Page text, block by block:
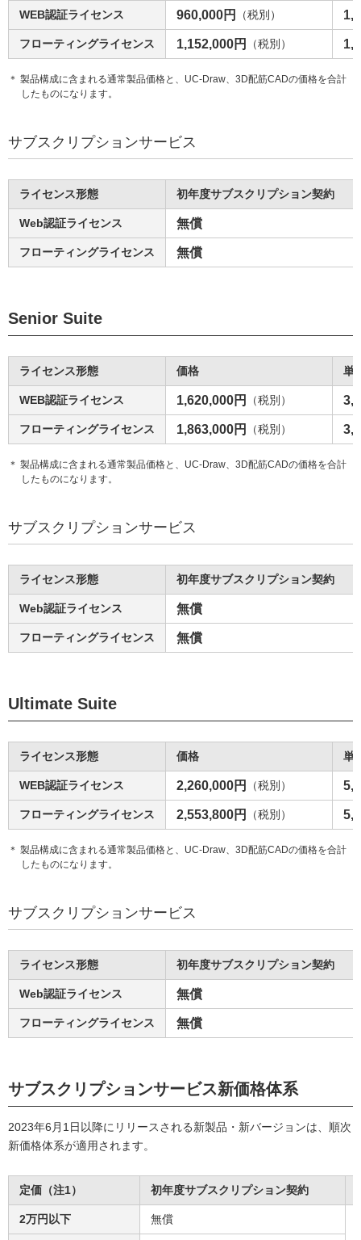
WEB認証ライセンス 960,000円 （税別）
フローティングライセンス 1,152,000円 （税別）
＊ 製品構成に含まれる通常製品価格と、UC-Draw、3D配筋CADの価格を合計
したものになります。
サブスクリプションサービス
ライセンス形態 初年度サブスクリプション契約
Web認証ライセンス 無償
フローティングライセンス 無償
Senior Suite
ライセンス形態 価格 単
WEB認証ライセンス 1,620,000円 （税別）
フローティングライセンス 1,863,000円 （税別）
＊ 製品構成に含まれる通常製品価格と、UC-Draw、3D配筋CADの価格を合計
したものになります。
サブスクリプションサービス
ライセンス形態 初年度サブスクリプション契約
Web認証ライセンス 無償
フローティングライセンス 無償
Ultimate Suite
ライセンス形態 価格 単
WEB認証ライセンス 2,260,000円 （税別）
フローティングライセンス 2,553,800円 （税別）
＊ 製品構成に含まれる通常製品価格と、UC-Draw、3D配筋CADの価格を合計
したものになります。
サブスクリプションサービス
ライセンス形態 初年度サブスクリプション契約
Web認証ライセンス 無償
フローティングライセンス 無償
サブスクリプションサービス新価格体系
2023年6月1日以降にリリースされる新製品・新バージョンは、順次
新価格体系が適用されます。
定価（注1） 初年度サブスクリプション契約
2万円以下 無償